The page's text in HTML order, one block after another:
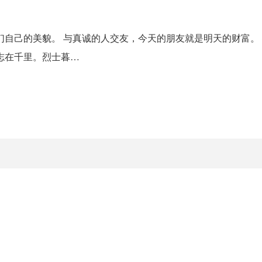
己的美貌。 与真诚的人交友，今天的朋友就是明天的财富。
在千里。烈士暮…